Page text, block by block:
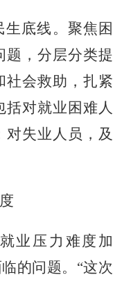
生底线。聚焦困
题，分层分类提
社会救助，扎紧
对就业困难人
对失业人员，及
业压力难度加
的问题。 “这次